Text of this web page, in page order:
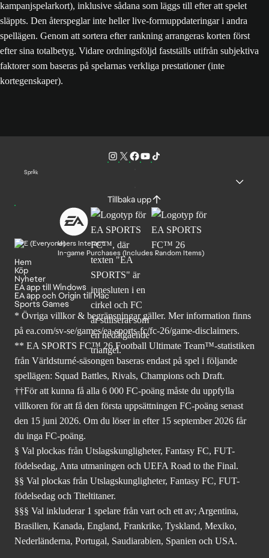
kampanjspelarkort), inklusive sådana som läggs till efter att spelet
släppts. Den återspeglar inte heller live-formuppdateringar i andra
spellägen. Genom att sortera efter rankning arrangeras korten först
efter sina totalbetyg. Vidare ordningsföljd fastställs utifrån subjektiva
faktorer som baseras på spelarnas verkliga prestationer (inte
kortegenskaper).
Språk
Tillbaka upp
Users Interact
In-game Purchases (Includes Random Items)
Hem
Köp
Nyheter
EA app till Windows
EA app och Origin till Mac
Sports Games
* Övriga villkor & begränsningar gäller. Merinformation finns
på ea.com/sv-se/games/ea-sports-fc/fc-26/game-disclaimers.
** EA SPORTS FC™ 26 Football Ultimate Team™-statistiken
från Världsturné-säsongen baseras endast på spel i följande
spellägen: Squad Battles, Rivals, Champions och Draft.
††För att kunna få alla 6 000 FC-poäng måste du uppfylla
villkoren för att få den första uppsättningen FC-poäng senast
den 15 juni 2026. Om du löser in efter 15 september 2026 får
du inga FC-poäng.
§ Val plockas från Utslagskungligheter, Fantasy FC, FUT-
födelsedag, Anta utmaningen och UEFA Road to the Final.
§§ Val plockas från Utslagskungligheter, Fantasy FC, FUT-
födelsedag och Titeltitaner.
§§§ Val inkluderar 1 spelare från vart och ett av; Argentina,
Brasilien, Kanada, England, Frankrike, Tyskland, Mexiko,
Nederländerna, Portugal, Saudiarabien, Spanien och USA.